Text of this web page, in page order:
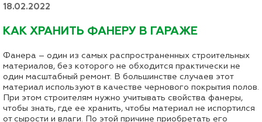
18.02.2022
КАК ХРАНИТЬ ФАНЕРУ В ГАРАЖЕ
Фанера – один из самых распространенных строительных
материалов, без которого не обходится практически не
один масштабный ремонт. В большинстве случаев этот
материал используют в качестве чернового покрытия полов.
При этом строителям нужно учитывать свойства фанеры,
чтобы знать, где ее хранить, чтобы материал не испортился
от сырости и влаги. По этой причине приобретать его